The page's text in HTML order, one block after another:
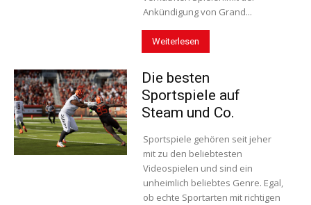
Ankündigung von Grand...
Weiterlesen
Die besten
Sportspiele auf
Steam und Co.
Sportspiele gehören seit jeher
mit zu den beliebtesten
Videospielen und sind ein
unheimlich beliebtes Genre. Egal,
ob echte Sportarten mit richtigen